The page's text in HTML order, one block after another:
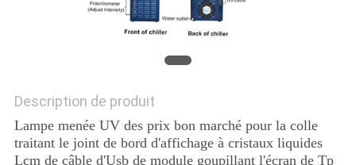
PRIVACY
Description de produit
Lampe menée UV des prix bon marché pour la colle
traitant le joint de bord d'affichage à cristaux liquides
Lcm de câble d'Usb de module goupillant l'écran de Tp